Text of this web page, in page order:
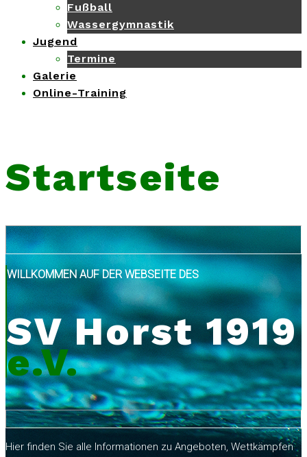
Fußball
Wassergymnastik
Jugend
Termine
Galerie
Online-Training
Startseite
WILLKOMMEN AUF DER WEBSEITE DES
SV Horst 1919
e.V.
Hier finden Sie alle Informationen zu Angeboten, Wettkämpfen